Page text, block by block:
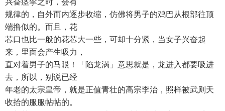
兴奋痉挛之时，会有
规律的，自外而内逐步收缩，仿佛将男子的鸡巴从根部往顶
端撸似的。而且，花
芯口也比一般的花芯大一些，可却十分紧，当女子兴奋起
来，里面会产生吸力，
直对着男子的马眼！「陷龙涡」意思就是，龙进入都要吸进
去，所以，别说已经
年老的太宗皇帝，就是正值青壮的高宗李治，照样被武则天
收拾的服服帖帖的。